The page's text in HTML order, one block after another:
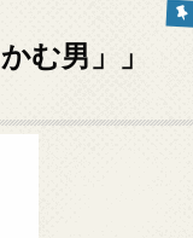
む男」」